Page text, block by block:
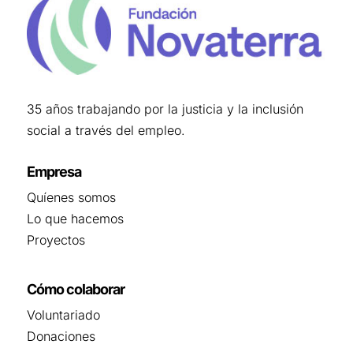
35 años trabajando por la justicia y la inclusión
social a través del empleo.
Empresa
Quíenes somos
Lo que hacemos
Proyectos
Cómo colaborar
Voluntariado
Donaciones